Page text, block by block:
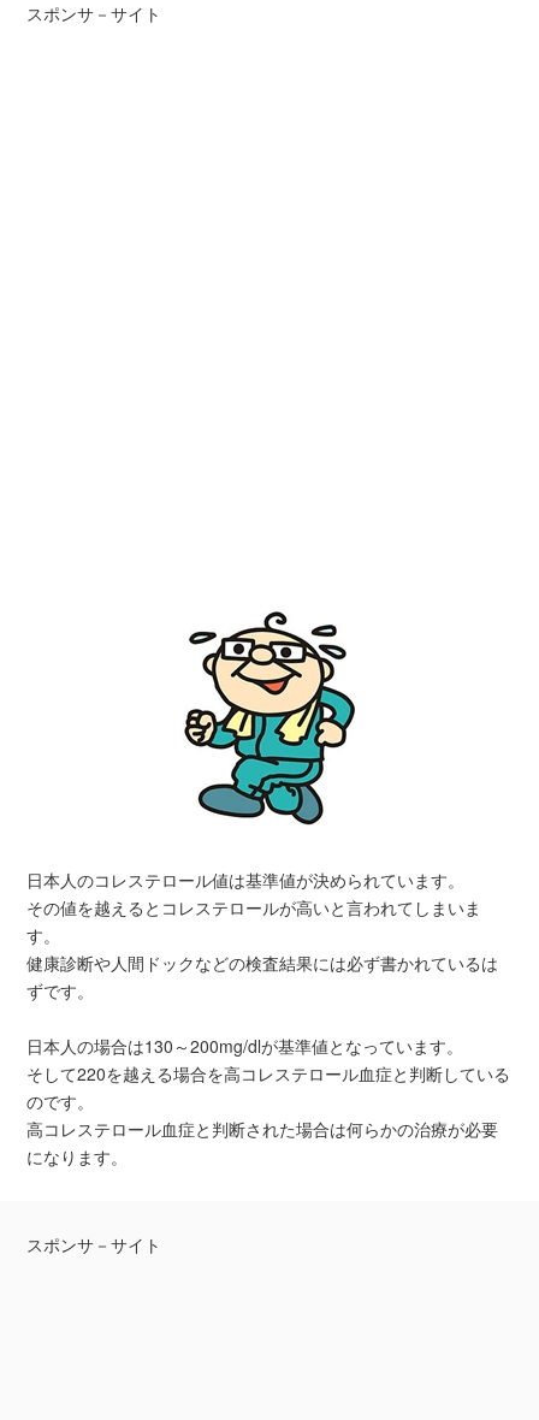
スポンサ－サイト
日本人のコレステロール値は基準値が決められています。
その値を越えるとコレステロールが高いと言われてしまいま
す。
健康診断や人間ドックなどの検査結果には必ず書かれているは
ずです。
日本人の場合は130～200mg/dlが基準値となっています。
そして220を越える場合を高コレステロール血症と判断している
のです。
高コレステロール血症と判断された場合は何らかの治療が必要
になります。
スポンサ－サイト